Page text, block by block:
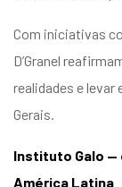
Com iniciativas
D’Granel
realidades e levar
Gerais.
Instituto Galo —
América Latina